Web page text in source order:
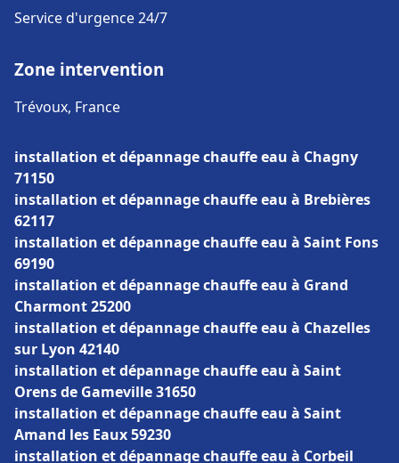
Service d'urgence 24/7
Zone intervention
Trévoux, France
installation et dépannage chauffe eau à Chagny
71150
installation et dépannage chauffe eau à Brebières
62117
installation et dépannage chauffe eau à Saint Fons
69190
installation et dépannage chauffe eau à Grand
Charmont 25200
installation et dépannage chauffe eau à Chazelles
sur Lyon 42140
installation et dépannage chauffe eau à Saint
Orens de Gameville 31650
installation et dépannage chauffe eau à Saint
Amand les Eaux 59230
installation et dépannage chauffe eau à Corbeil